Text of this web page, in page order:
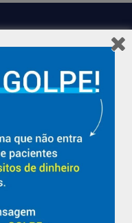
anos cuidando da saúde
com a vida em